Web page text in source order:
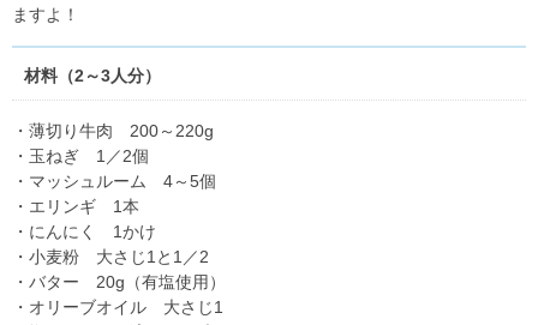
ますよ！
材料（2～3人分）
・薄切り牛肉 200～220g
・玉ねぎ 1／2個
・マッシュルーム 4～5個
・エリンギ 1本
・にんにく 1かけ
・小麦粉 大さじ1と1／2
・バター 20g（有塩使用）
・オリーブオイル 大さじ1